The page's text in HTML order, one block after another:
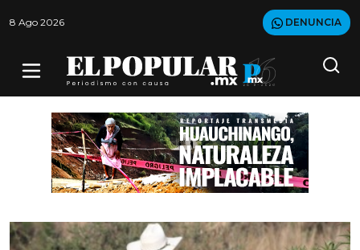
8 Ago 2026 DENUNCIA